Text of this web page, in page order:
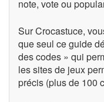
note, vote ou
Sur Crocastuce,
que seul ce guide
des codes » qui
les sites de jeux
précis (plus de 100